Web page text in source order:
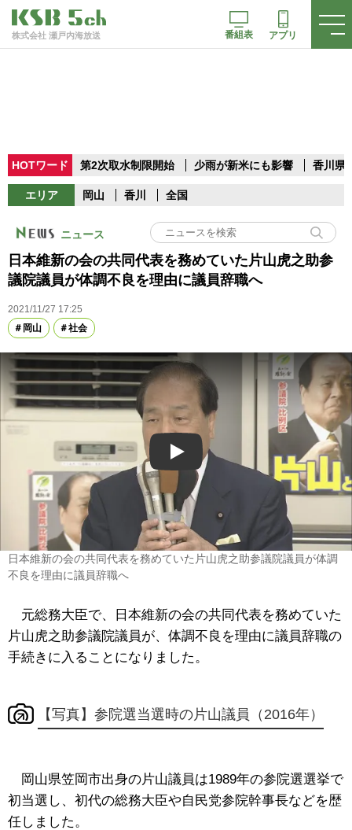
株式会社 瀬戸内海放送 番組表 アプリ
HOTワード 第2次取水制限開始 少雨が新米にも影響 香川県
エリア 岡山 香川 全国
ニュース
日本維新の会の共同代表を務めていた片山虎之助参
議院議員が体調不良を理由に議員辞職へ
2021/11/27 17:25
岡山
社会
Play
日本維新の会の共同代表を務めていた片山虎之助参議院議員が体調
不良を理由に議員辞職へ
元総務大臣で、日本維新の会の共同代表を務めていた
片山虎之助参議院議員が、体調不良を理由に議員辞職の
手続きに入ることになりました。
【写真】参院選当選時の片山議員（2016年）
岡山県笠岡市出身の片山議員は1989年の参院選選挙で
初当選し、初代の総務大臣や自民党参院幹事長などを歴
任しました。